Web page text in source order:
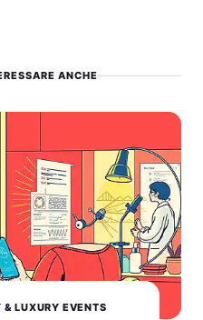
ANCHE
& LUXURY EVENTS